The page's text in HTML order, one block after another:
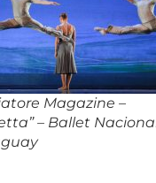
Magazine –
– Ballet